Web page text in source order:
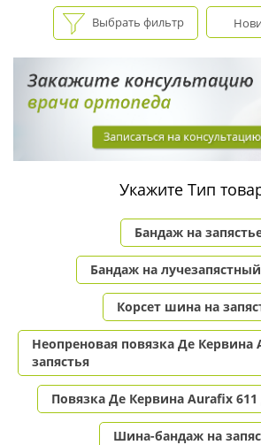
Выбрать фильтр
Укажите Тип
Бандаж на
Бандаж на лучезапястный
Корсет шина на
Неопреновая повязка Де Кервина
запястья
Повязка Де Кервина Aurafix 611
Шина-бандаж на